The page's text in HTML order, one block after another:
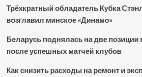
Трёхкратный обладатель Кубка
возглавил минское «Динамо»
Беларусь поднялась на две позиции
после успешных матчей клубов
Как снизить расходы на ремонт и